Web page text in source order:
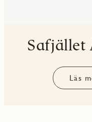
Safjället
Läs